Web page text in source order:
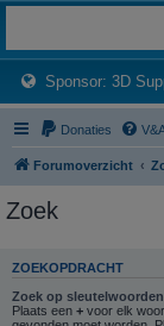
Het 3D print forum van de
Sponsor: 3D
Donaties
Forumoverzicht
Zoek
ZOEKOPDRACHT
Zoek op
Plaats een + voor elk